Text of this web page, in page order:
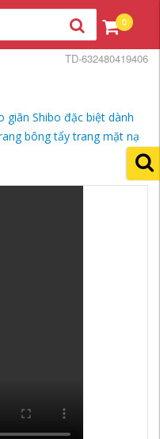
0
Shibo đặc biệt dành
bông tẩy trang mặt nạ
TD-632480419406